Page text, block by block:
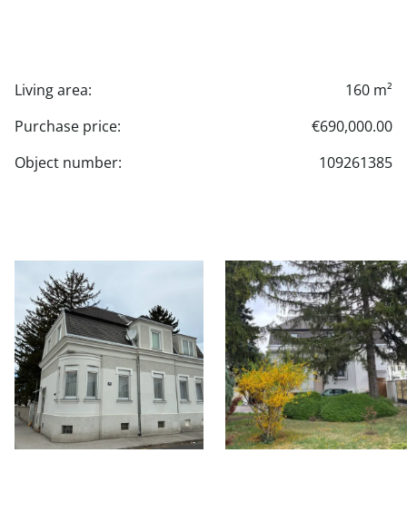
Living area:
160 m²
Purchase price:
€690,000.00
Object number:
109261385